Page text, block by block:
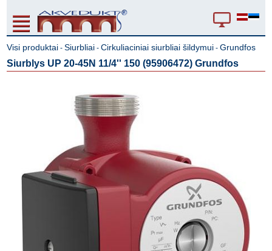
Visi produktai -Siurbliai -Cirkuliaciniai siurbliai šildymui -Grundfos
Siurblys UP 20-45N 11/4'' 150 (95906472) Grundfos